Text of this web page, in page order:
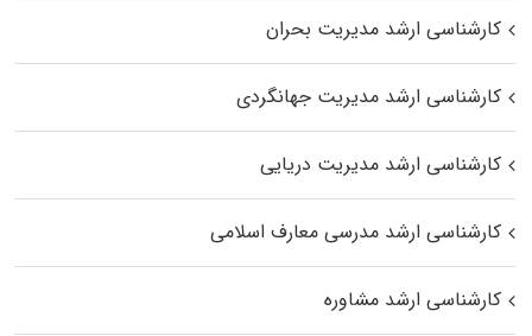
کارشناسی ارشد مدیریت بحران
کارشناسی ارشد مدیریت جهانگردی
کارشناسی ارشد مدیریت دریایی
کارشناسی ارشد مدرسی معارف اسلامی
کارشناسی ارشد مشاوره